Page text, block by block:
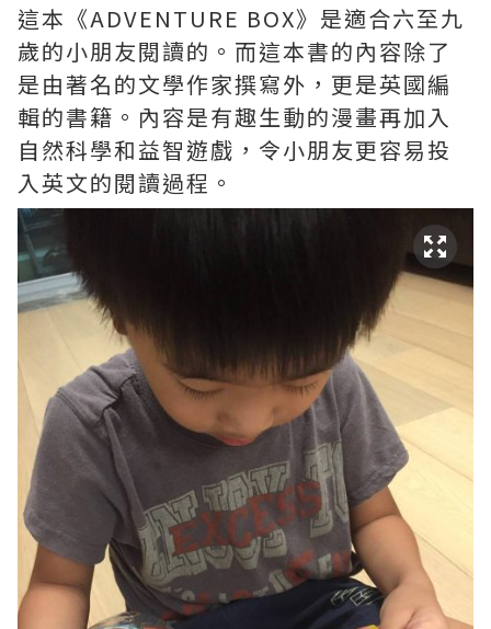
這本《ADVENTURE BOX》是適合六至九
歲的小朋友閱讀的。而這本書的內容除了
是由著名的文學作家撰寫外，更是英國編
輯的書籍。內容是有趣生動的漫畫再加入
自然科學和益智遊戲，令小朋友更容易投
入英文的閱讀過程。